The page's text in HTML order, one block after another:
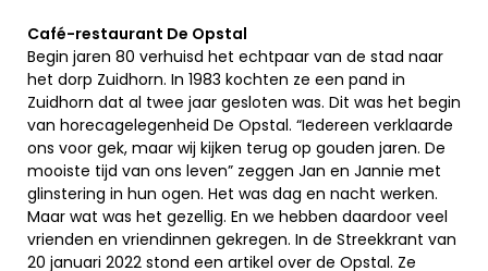
Café-restaurant De Opstal
Begin jaren 80 verhuisd het echtpaar van de stad naar
het dorp Zuidhorn. In 1983 kochten ze een pand in
Zuidhorn dat al twee jaar gesloten was. Dit was het begin
van horecagelegenheid De Opstal. “Iedereen verklaarde
ons voor gek, maar wij kijken terug op gouden jaren. De
mooiste tijd van ons leven” zeggen Jan en Jannie met
glinstering in hun ogen. Het was dag en nacht werken.
Maar wat was het gezellig. En we hebben daardoor veel
vrienden en vriendinnen gekregen. In de Streekkrant van
20 januari 2022 stond een artikel over de Opstal. Ze